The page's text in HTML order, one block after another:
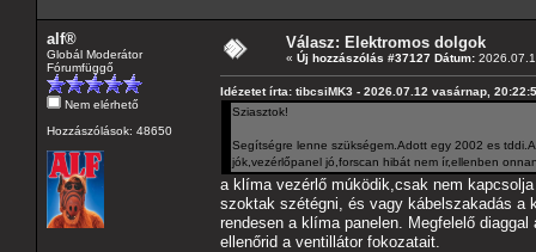
alf®
Globál Moderátor
Fórumfüggő
Nem elérhető
Hozzászólások: 48650
Válasz: Elektromos dolgok
« Új hozzászólás #37127 Dátum:
Idézetet írta: tibcsiMK3 - 2026.07.12 vasárnap,
Sziasztok!
Segítségre lenne szükségem.Adott egy 2002 es
jók,vezérlőpanel jó,forscan hibát nem ír,ellenben
a klíma vezérlő múködik,csak nem
szoktak szétégni, és vagy kábelszakadás a
rendesen a klíma panelen. Megfelelő
ellenőrid a ventillátor fokozatait.